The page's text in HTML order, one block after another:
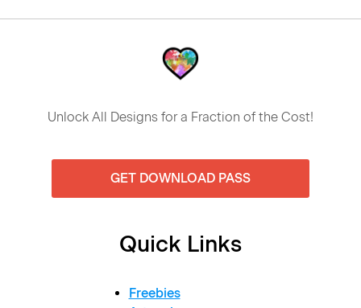
Unlock All Designs for a Fraction of the Cost!
GET DOWNLOAD PASS
Quick Links
Freebies